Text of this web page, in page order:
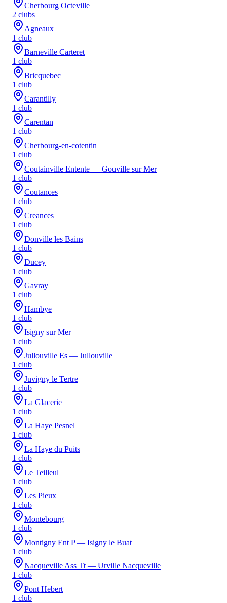
Cherbourg Octeville
2 clubs
Agneaux
1 club
Barneville Carteret
1 club
Bricquebec
1 club
Carantilly
1 club
Carentan
1 club
Cherbourg-en-cotentin
1 club
Coutainville Entente — Gouville sur Mer
1 club
Coutances
1 club
Creances
1 club
Donville les Bains
1 club
Ducey
1 club
Gavray
1 club
Hambye
1 club
Isigny sur Mer
1 club
Jullouville Es — Jullouville
1 club
Juvigny le Tertre
1 club
La Glacerie
1 club
La Haye Pesnel
1 club
La Haye du Puits
1 club
Le Teilleul
1 club
Les Pieux
1 club
Montebourg
1 club
Montigny Ent P — Isigny le Buat
1 club
Nacqueville Ass Tt — Urville Nacqueville
1 club
Pont Hebert
1 club